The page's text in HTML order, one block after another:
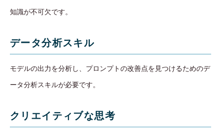
知識が不可欠です。
データ分析スキル
モデルの出力を分析し、プロンプトの改善点を見つけるためのデ
ータ分析スキルが必要です。
クリエイティブな思考